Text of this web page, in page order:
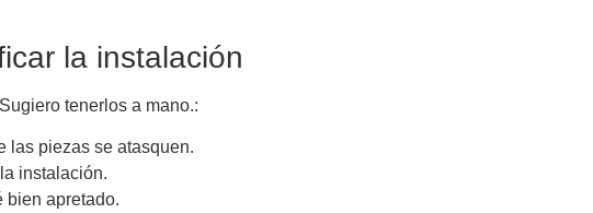
la instalación
tenerlos a mano.:
las piezas se atasquen.
instalación.
bien apretado.